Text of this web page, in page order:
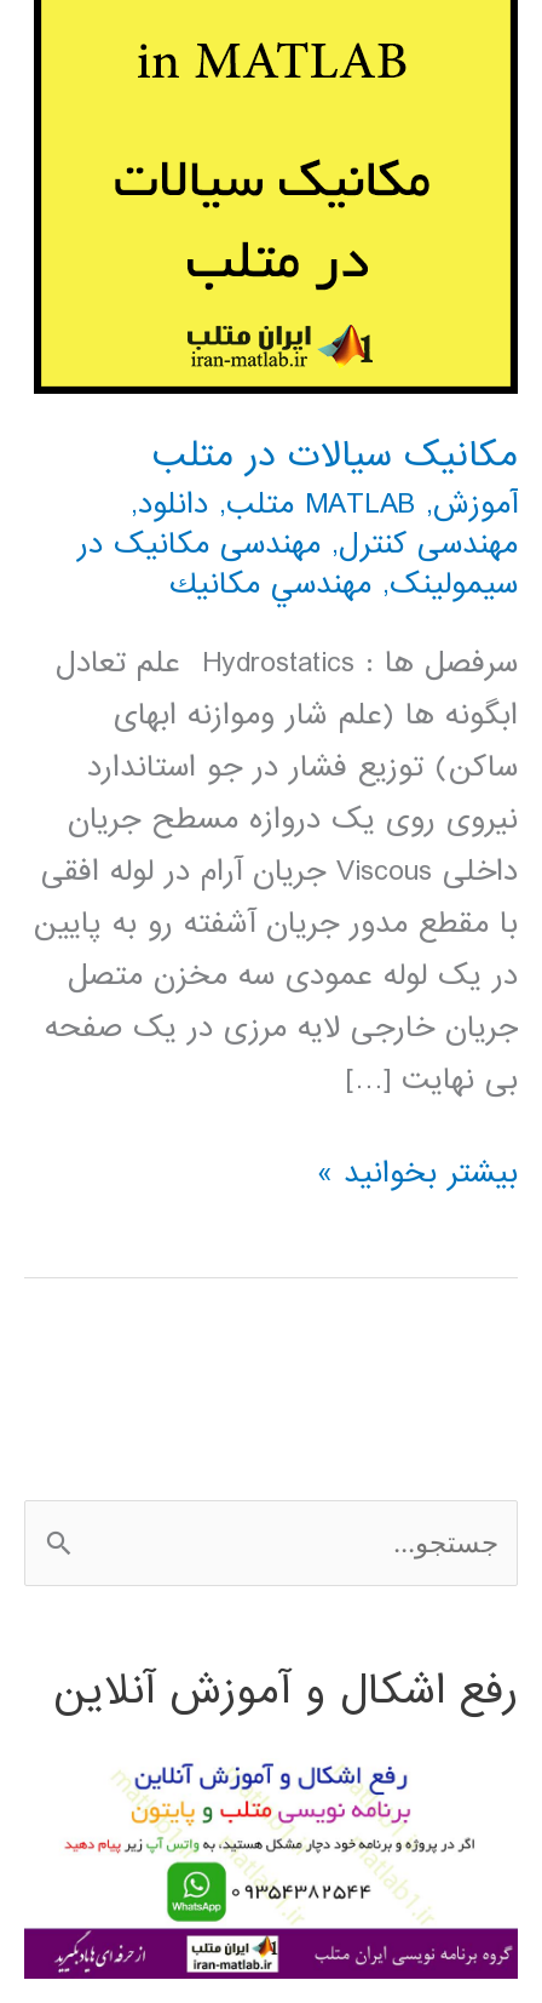
مکانیک سیالات در متلب
آموزش, MATLAB متلب , دانلود,
مهندسی کنترل, مهندسی مکانیک در
سیمولینک, مهندسي مكانيك
سرفصل ها : Hydrostatics علم تعادل
ابگونه ها (علم شار وموازنه ابهای
ساکن) توزیع فشار در جو استاندارد
نیروی روی یک دروازه مسطح جریان
داخلی Viscous جریان آرام در لوله افقی
با مقطع مدور جریان آشفته رو به پایین
در یک لوله عمودی سه مخزن متصل
جریان خارجی لایه مرزی در یک صفحه
بی نهایت […]
مکانیک
در
بیشتر بخوانید »
س
ج
ی
رفع اشکال و آموزش آنلاین